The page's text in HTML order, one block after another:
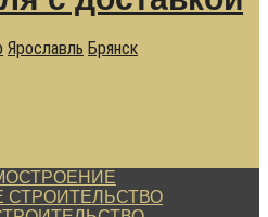
Ярославль Брянск
СТРОИТЕЛЬСТВО